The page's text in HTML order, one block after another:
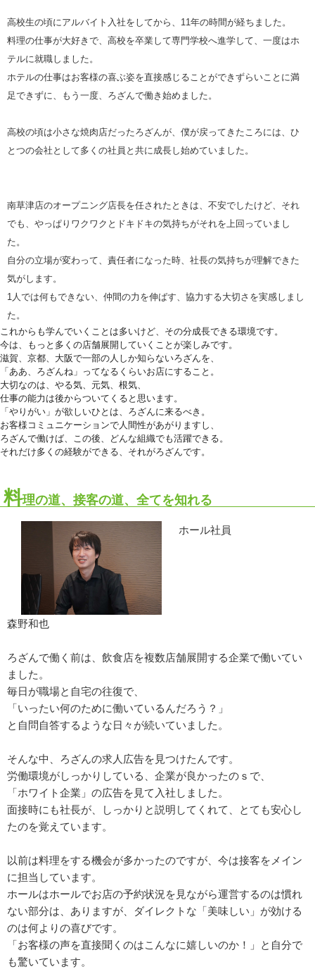
高校生の頃にアルバイト入社をしてから、11年の時間が経ちました。
料理の仕事が大好きで、高校を卒業して専門学校へ進学して、一度はホ
テルに就職しました。
ホテルの仕事はお客様の喜ぶ姿を直接感じることができずらいことに満
足できずに、もう一度、ろざんで働き始めました。
高校の頃は小さな焼肉店だったろざんが、僕が戻ってきたころには、ひ
とつの会社として多くの社員と共に成長し始めていました。
南草津店のオープニング店長を任されたときは、不安でしたけど、それ
でも、やっぱりワクワクとドキドキの気持ちがそれを上回っていまし
た。
自分の立場が変わって、責任者になった時、社長の気持ちが理解できた
気がします。
1人では何もできない、仲間の力を伸ばす、協力する大切さを実感しまし
た。
これからも学んでいくことは多いけど、その分成長できる環境です。
今は、もっと多くの店舗展開していくことが楽しみです。
滋賀、京都、大阪で一部の人しか知らないろざんを、
「ああ、ろざんね」ってなるくらいお店にすること。
大切なのは、やる気、元気、根気、
仕事の能力は後からついてくると思います。
「やりがい」が欲しいひとは、ろざんに来るべき。
お客様コミュニケーションで人間性があがりますし、
ろざんで働けば、この後、どんな組織でも活躍できる。
それだけ多くの経験ができる、それがろざんです。
料理の道、接客の道、全てを知れる
ホール社員
森野和也
ろざんで働く前は、飲食店を複数店舗展開する企業で働いてい
ました。
毎日が職場と自宅の往復で、
「いったい何のために働いているんだろう？」
と自問自答するような日々が続いていました。
そんな中、ろざんの求人広告を見つけたんです。
労働環境がしっかりしている、企業が良かったのｓで、
「ホワイト企業」の広告を見て入社しました。
面接時にも社長が、しっかりと説明してくれて、とても安心し
たのを覚えています。
以前は料理をする機会が多かったのですが、今は接客をメイン
に担当しています。
ホールはホールでお店の予約状況を見ながら運営するのは慣れ
ない部分は、ありますが、ダイレクトな「美味しい」が効ける
のは何よりの喜びです。
「お客様の声を直接聞くのはこんなに嬉しいのか！」と自分で
も驚いています。